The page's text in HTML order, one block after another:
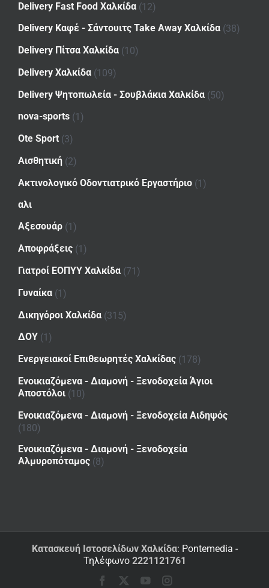
Delivery Fast Food Χαλκίδα (12)
Delivery Καφέ - Σάντουιτς Take Away Χαλκίδα (38)
Delivery Πίτσα Χαλκίδα (10)
Delivery Χαλκίδα (109)
Delivery Ψητοπωλεία - Σουβλάκια Χαλκίδα (50)
nova-sports (1)
Ote Sport (3)
Αισθητική (2)
Ακτινολογικό Οδοντιατρικό Εργαστήριο (1)
αλι
Αξεσουάρ (1)
Αποφράξεις (1)
Γιατροί ΕΟΠΥΥ Χαλκίδα (71)
Γυναίκα (1)
Δικηγόροι Χαλκίδα (315)
ΔΟΥ (1)
Ενεργειακοί Επιθεωρητές Χαλκίδας (178)
Ενοικιαζόμενα - Διαμονή - Ξενοδοχεία Άγιοι
Αποστόλοι (10)
Ενοικιαζόμενα - Διαμονή - Ξενοδοχεία Αιδηψός
(180)
Ενοικιαζόμενα - Διαμονή - Ξενοδοχεία
Αλμυροπόταμος (8)
Κατασκευή Ιστοσελίδων Χαλκίδα: Pontemedia -
Τηλέφωνο 2221121761
Facebook YouTube